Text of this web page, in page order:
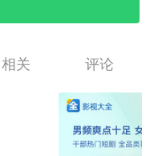
相关 评论